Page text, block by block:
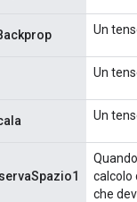
Un
Un
Un
calcolo
che